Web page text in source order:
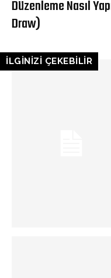
Düzenleme Nasıl
Draw)
İLGİNİZİ ÇEKEBİLİR